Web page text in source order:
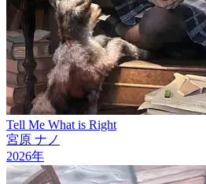
Tell Me What is Right
宮原 ナノ
2026年